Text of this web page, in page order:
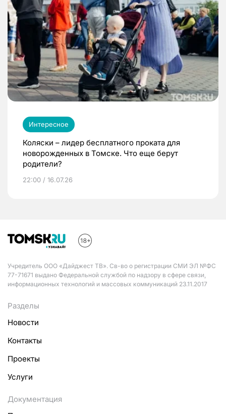
Интересное
Коляски – лидер бесплатного проката для
новорожденных в Томске. Что еще берут
родители?
22:00 / 16.07.26
Учредитель ООО «Дайджест ТВ». Св-во о регистрации СМИ ЭЛ №ФС
77-71671 выдано Федеральной службой по надзору в сфере связи,
информационных технологий и массовых коммуникаций 23.11.2017
Разделы
Новости
Контакты
Проекты
Услуги
Документация